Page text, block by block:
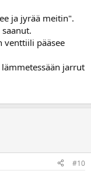
ja jyrää meitin".
venttiili pääsee
jarrut
#10